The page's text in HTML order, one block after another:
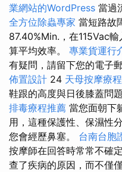
業網站的WordPress 當過
全方位除蟲專家 當短路故
87.40%Min.，在115Vac
算平均效率。 專業貨運行
有疑問，請留下您的電子
佈置設計 24 天母按摩療程
鞋跟的高度與日後膝蓋問
排毒療程推薦 當您面朝下
用，這種保護性、保濕性
您會經歷鼻塞。 台南台胞
按摩師在回答時常常不確
查了疾病的原因，而不僅